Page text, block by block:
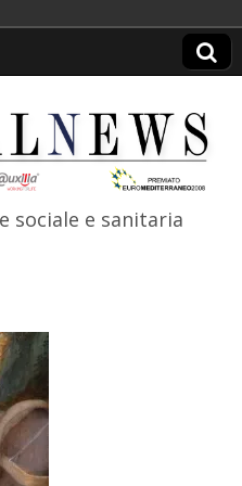
sociale e sanitaria